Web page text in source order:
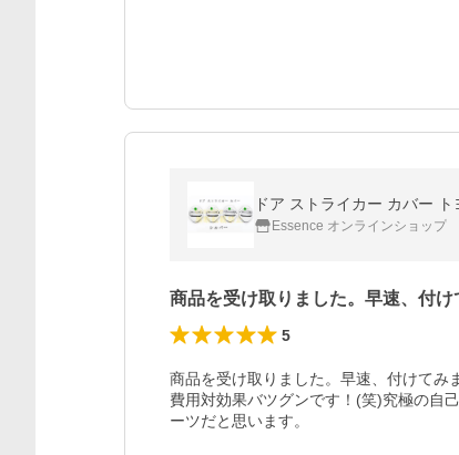
ドア ストライカー カバー
Essence オンラインショップ
商品を受け取りました。早速、付
5
商品を受け取りました。早速、付けてみ
費用対効果バツグンです！(笑)究極の自
ーツだと思います。